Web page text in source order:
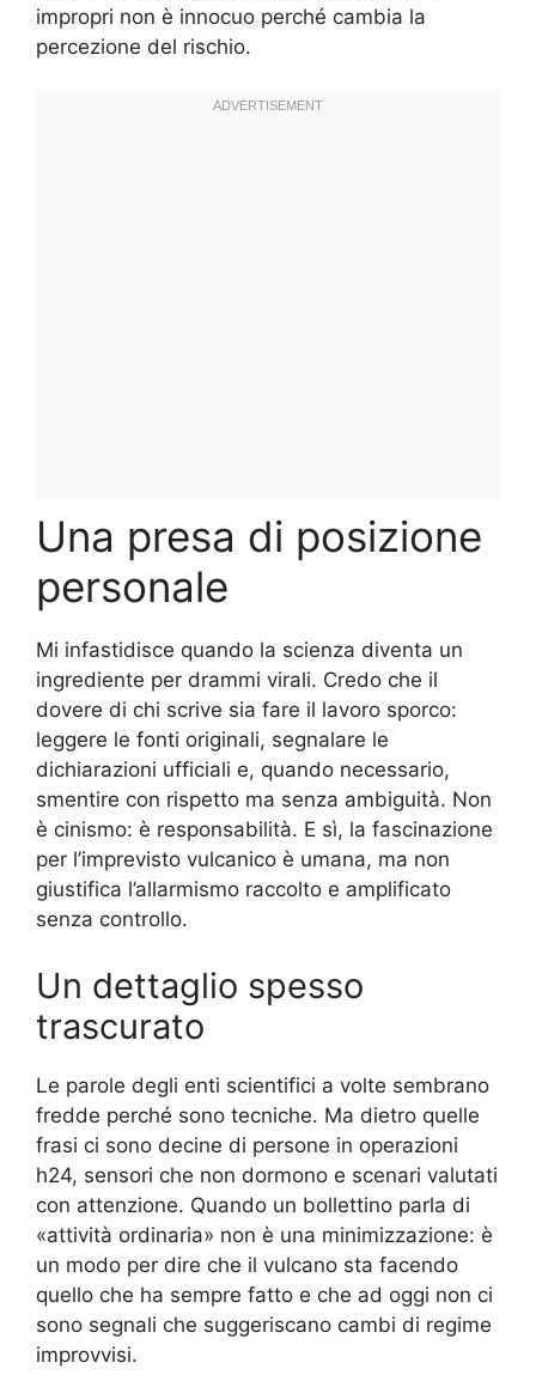
impropri non è innocuo perché cambia la
percezione del rischio.
Una presa di posizione
personale
Mi infastidisce quando la scienza diventa un
ingrediente per drammi virali. Credo che il
dovere di chi scrive sia fare il lavoro sporco:
leggere le fonti originali, segnalare le
dichiarazioni ufficiali e, quando necessario,
smentire con rispetto ma senza ambiguità. Non
è cinismo: è responsabilità. E sì, la fascinazione
per l’imprevisto vulcanico è umana, ma non
giustifica l’allarmismo raccolto e amplificato
senza controllo.
Un dettaglio spesso
trascurato
Le parole degli enti scientifici a volte sembrano
fredde perché sono tecniche. Ma dietro quelle
frasi ci sono decine di persone in operazioni
h24, sensori che non dormono e scenari valutati
con attenzione. Quando un bollettino parla di
«attività ordinaria» non è una minimizzazione: è
un modo per dire che il vulcano sta facendo
quello che ha sempre fatto e che ad oggi non ci
sono segnali che suggeriscano cambi di regime
improvvisi.